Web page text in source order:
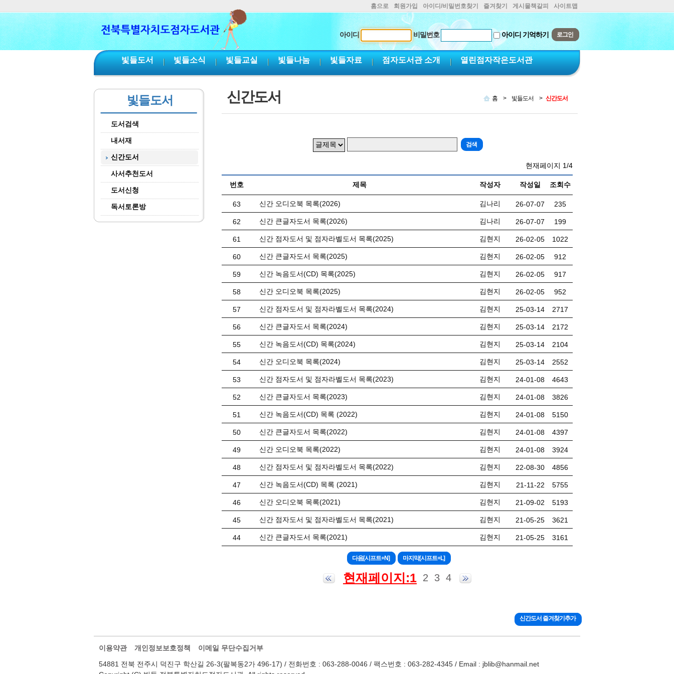
홈으로 회원가입 아이디/비밀번호찾기 즐겨찾기 게시물책갈피 사이트맵
아이디 비밀번호 아이디 기억하기
빛들도서 빛들소식 빛들교실 빛들나눔 빛들자료 점자도서관 소개 열린점자작은도서관
빛들도서
도서검색
내서재
신간도서
사서추천도서
도서신청
독서토론방
홈 > 빛들도서 > 신간도서
신간도서
현재페이지 1/4
번호 제목 작성자 작성일 조회수
63 신간 오디오북 목록(2026) 김나리 26-07-07 235
62 신간 큰글자도서 목록(2026) 김나리 26-07-07 199
61 신간 점자도서 및 점자라벨도서 목록(2025) 김현지 26-02-05 1022
60 신간 큰글자도서 목록(2025) 김현지 26-02-05 912
59 신간 녹음도서(CD) 목록(2025) 김현지 26-02-05 917
58 신간 오디오북 목록(2025) 김현지 26-02-05 952
57 신간 점자도서 및 점자라벨도서 목록(2024) 김현지 25-03-14 2717
56 신간 큰글자도서 목록(2024) 김현지 25-03-14 2172
55 신간 녹음도서(CD) 목록(2024) 김현지 25-03-14 2104
54 신간 오디오북 목록(2024) 김현지 25-03-14 2552
53 신간 점자도서 및 점자라벨도서 목록(2023) 김현지 24-01-08 4643
52 신간 큰글자도서 목록(2023) 김현지 24-01-08 3826
51 신간 녹음도서(CD) 목록 (2022) 김현지 24-01-08 5150
50 신간 큰글자도서 목록(2022) 김현지 24-01-08 4397
49 신간 오디오북 목록(2022) 김현지 24-01-08 3924
48 신간 점자도서 및 점자라벨도서 목록(2022) 김현지 22-08-30 4856
47 신간 녹음도서(CD) 목록 (2021) 김현지 21-11-22 5755
46 신간 오디오북 목록(2021) 김현지 21-09-02 5193
45 신간 점자도서 및 점자라벨도서 목록(2021) 김현지 21-05-25 3621
44 신간 큰글자도서 목록(2021) 김현지 21-05-25 3161
현재페이지:1 2 3 4
신간도서 즐겨찾기추가
이용약관 개인정보보호정책
이메일 무단수집거부
54881 전북 전주시 덕진구 학산길 26-3(팔복동2가 496-17) / 전화번호 : 063-288-0046 / 팩스번호 : 063-282-4345 / Email : jblib@hanmail.net